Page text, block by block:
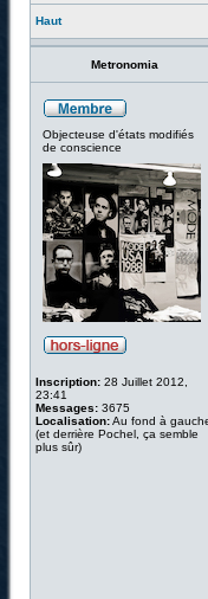
Haut
Metronomia
Objecteuse d'états modifiés
de conscience
Inscription: 28 Juillet 2012,
23:41
Messages: 3675
Localisation:Au fond à
(et derrière Pochel, ça semble
plus sûr)